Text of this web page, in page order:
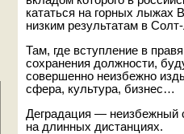
кататься на горных лыжах
низким результатам в
Там, где вступление в
сохранения должности,
совершенно неизбежно
сфера, культура, бизнес…
Деградация — неизбежный
на длинных дистанциях.